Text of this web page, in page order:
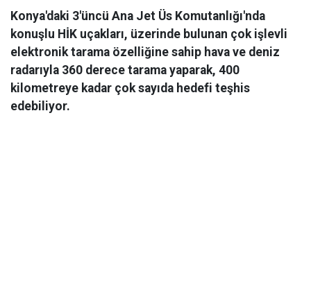
Konya'daki 3'üncü Ana Jet Üs Komutanlığı'nda
konuşlu HİK uçakları, üzerinde bulunan çok işlevli
elektronik tarama özelliğine sahip hava ve deniz
radarıyla 360 derece tarama yaparak, 400
kilometreye kadar çok sayıda hedefi teşhis
edebiliyor.